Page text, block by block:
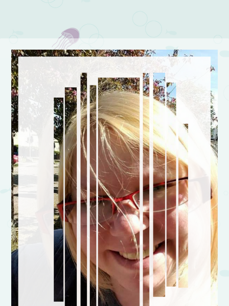
Post navigation